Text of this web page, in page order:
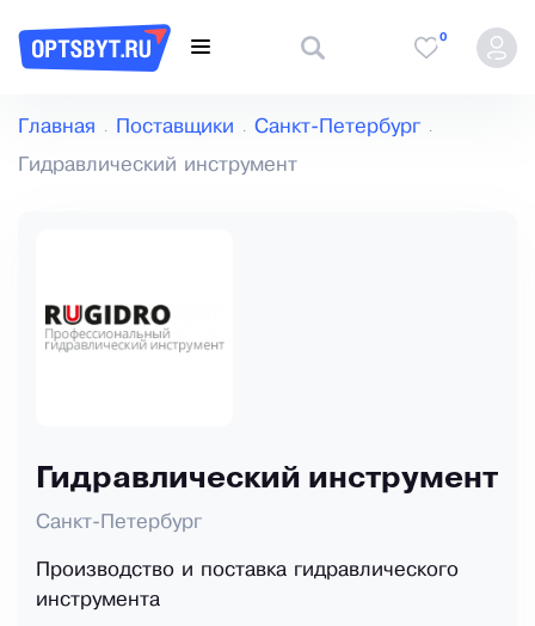
0
Главная Поставщики Санкт-Петербург
Гидравлический инструмент
Гидравлический инструмент
Санкт-Петербург
Производство и поставка гидравлического
инструмента